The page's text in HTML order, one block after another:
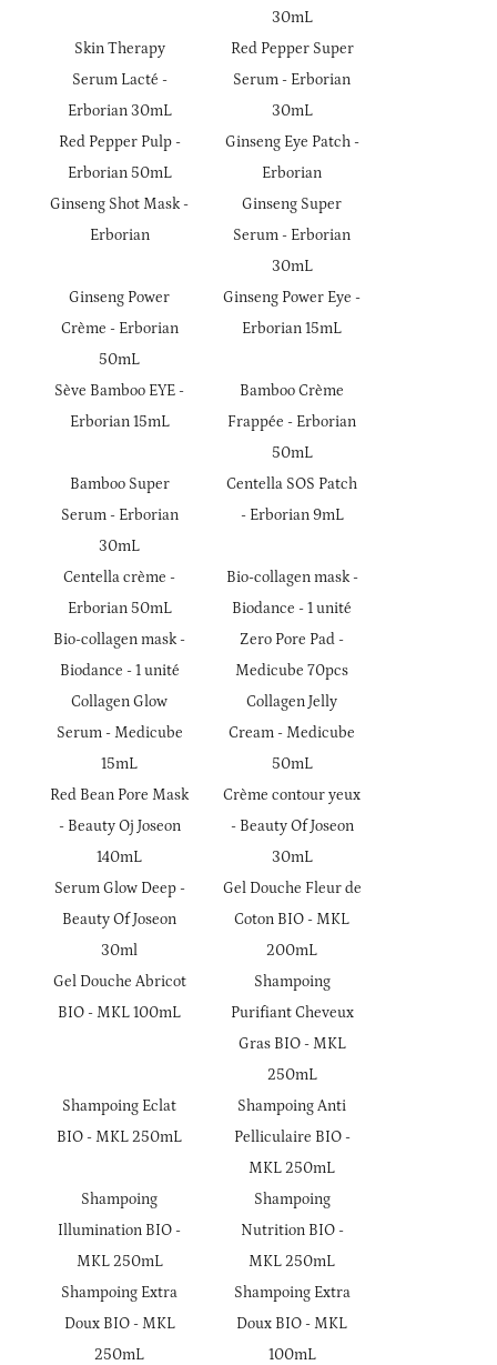
30mL
Skin Therapy
Serum Lacté -
Erborian 30mL
Red Pepper Super
Serum - Erborian
30mL
Red Pepper Pulp -
Erborian 50mL
Ginseng Eye Patch -
Erborian
Ginseng Shot Mask -
Erborian
Ginseng Super
Serum - Erborian
30mL
Ginseng Power
Crème - Erborian
50mL
Ginseng Power Eye -
Erborian 15mL
Sève Bamboo EYE -
Erborian 15mL
Bamboo Crème
Frappée - Erborian
50mL
Bamboo Super
Serum - Erborian
30mL
Centella SOS Patch
- Erborian 9mL
Centella crème -
Erborian 50mL
Bio-collagen mask -
Biodance - 1 unité
Bio-collagen mask -
Biodance - 1 unité
Zero Pore Pad -
Medicube 70pcs
Collagen Glow
Serum - Medicube
15mL
Collagen Jelly
Cream - Medicube
50mL
Red Bean Pore Mask
- Beauty Oj Joseon
140mL
Crème contour yeux
- Beauty Of Joseon
30mL
Serum Glow Deep -
Beauty Of Joseon
30ml
Gel Douche Fleur de
Coton BIO - MKL
200mL
Gel Douche Abricot
BIO - MKL 100mL
Shampoing
Purifiant Cheveux
Gras BIO - MKL
250mL
Shampoing Eclat
BIO - MKL 250mL
Shampoing Anti
Pelliculaire BIO -
MKL 250mL
Shampoing
Illumination BIO -
MKL 250mL
Shampoing
Nutrition BIO -
MKL 250mL
Shampoing Extra
Doux BIO - MKL
250mL
Shampoing Extra
Doux BIO - MKL
100mL